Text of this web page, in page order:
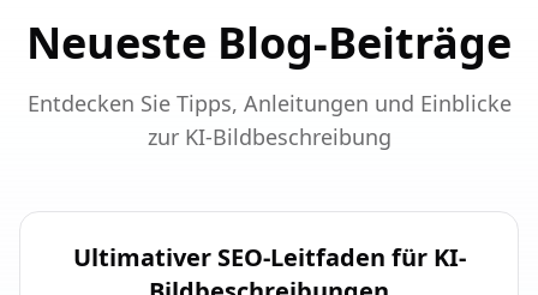
Neueste Blog-Beiträge
Entdecken Sie Tipps, Anleitungen und Einblicke
zur KI-Bildbeschreibung
Ultimativer SEO-Leitfaden für KI-